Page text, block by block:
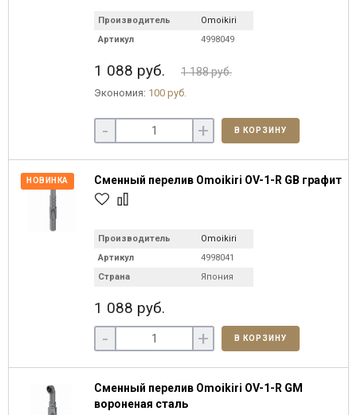
Производитель
Omoikiri
Артикул
4998049
1 088 руб. 1 188 руб.
Экономия: 100 руб.
- + В КОРЗИНУ
НОВИНКА Сменный перелив Omoikiri OV-1-R GB графит
Производитель
Omoikiri
Артикул
4998041
Страна
Япония
1 088 руб.
- + В КОРЗИНУ
Сменный перелив Omoikiri OV-1-R GM
вороненая сталь